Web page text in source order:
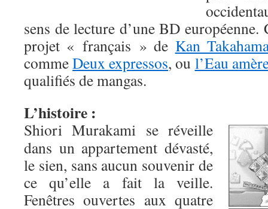
sens de lecture d’une BD européenne.
projet « français » de Kan
commeDeux expressos, ou l’Eau
qualifiés de mangas.
L’histoire :
Shiori Murakami se réveille
dans un appartement dévasté,
le sien, sans aucun souvenir de
ce qu’elle a fait la veille.
Fenêtres ouvertes aux quatre